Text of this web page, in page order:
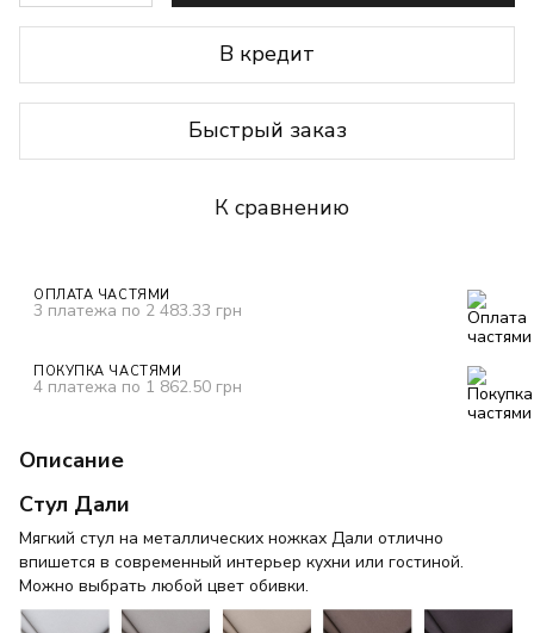
В кредит
Быстрый заказ
К сравнению
ОПЛАТА ЧАСТЯМИ
3 платежа по 2 483.33 грн
ПОКУПКА ЧАСТЯМИ
4 платежа по 1 862.50 грн
Описание
Стул Дали
Мягкий стул на металлических ножках Дали отлично
впишется в современный интерьер кухни или гостиной.
Можно выбрать любой цвет обивки.